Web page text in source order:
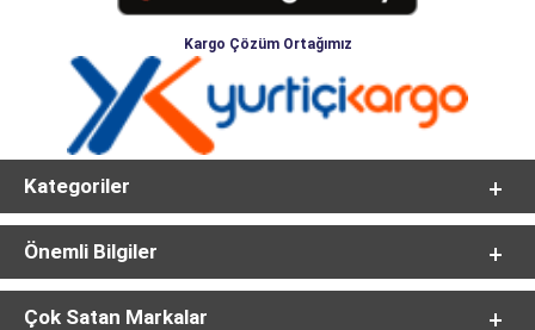
Kargo Çözüm Ortağımız
Kategoriler
Önemli Bilgiler
Çok Satan Markalar